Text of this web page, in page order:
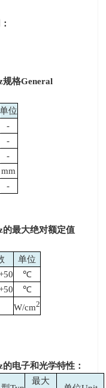
规格General
单位
-
-
-
mm
-
的最大绝对额定值
单位
℃
℃
W/cm2
的电子和光学特性：
最大